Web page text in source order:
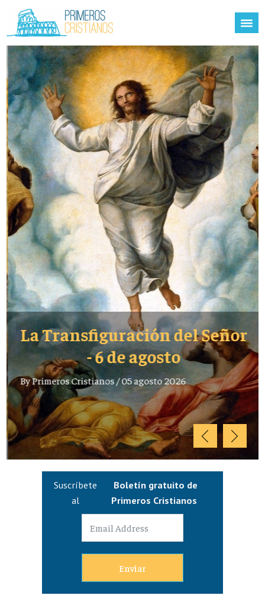
La Transfiguración del Señor
- 6 de agosto
ByPrimeros Cristianos/05 agosto 2026
Suscríbete
al
Boletín gratuito de
Primeros Cristianos
Enviar